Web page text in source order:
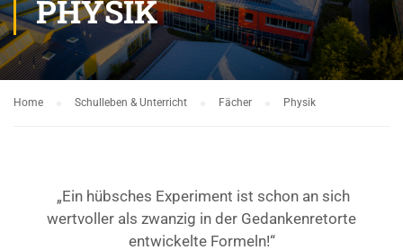
PHYSIK
Home Schulleben & Unterricht Fächer Physik
„Ein hübsches Experiment ist schon an sich
wertvoller als zwanzig in der Gedankenretorte
entwickelte Formeln!“